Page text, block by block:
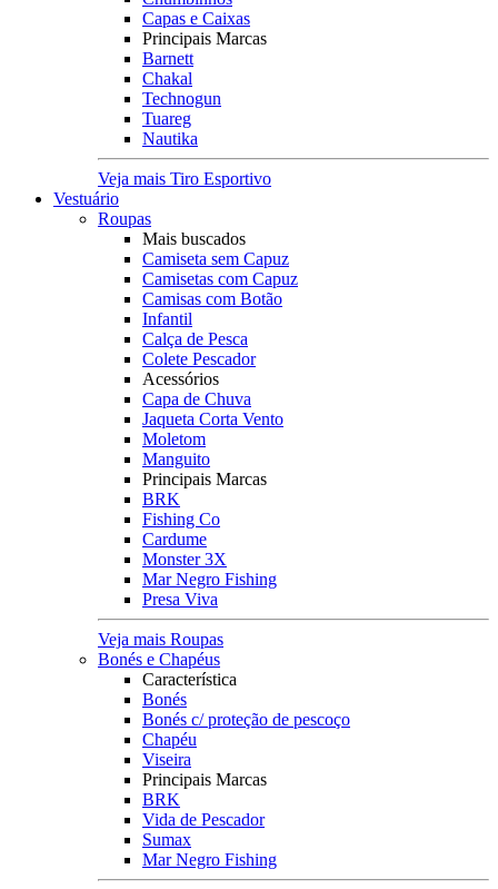
Capas e Caixas
Principais Marcas
Barnett
Chakal
Technogun
Tuareg
Nautika
Veja mais Tiro Esportivo
Vestuário
Roupas
Mais buscados
Camiseta sem Capuz
Camisetas com Capuz
Camisas com Botão
Infantil
Calça de Pesca
Colete Pescador
Acessórios
Capa de Chuva
Jaqueta Corta Vento
Moletom
Manguito
Principais Marcas
BRK
Fishing Co
Cardume
Monster 3X
Mar Negro Fishing
Presa Viva
Veja mais Roupas
Bonés e Chapéus
Característica
Bonés
Bonés c/ proteção de pescoço
Chapéu
Viseira
Principais Marcas
BRK
Vida de Pescador
Sumax
Mar Negro Fishing